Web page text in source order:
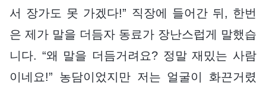
서 장가도 못 가겠다!” 직장에 들어간 뒤, 한번
은 제가 말을 더듬자 동료가 장난스럽게 말했습
니다. “왜 말을 더듬거려요? 정말 재밌는 사람
이네요!” 농담이었지만 저는 얼굴이 화끈거렸